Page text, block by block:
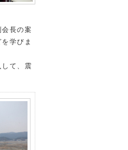
長の案
学びま
て、震